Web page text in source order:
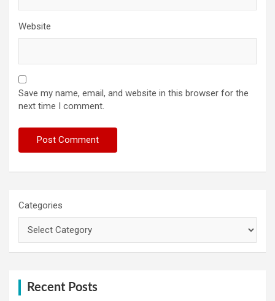
Website
Save my name, email, and website in this browser for the
next time I comment.
Categories
Recent Posts